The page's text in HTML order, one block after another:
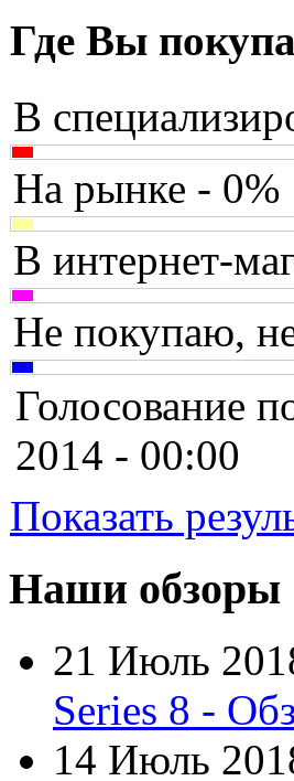
Asus(171)
Barnes&noble
Brain
Brava
Canyon
Cbr
Chicony
Codegen
Cooler master
Cube
Cyborg
Datex
Dell(49)
Dex
Где Вы
В
На рынке - 0%
В интернет-
Не покупаю,
Голосование
2014 - 00:00
Показать
Наши обзоры
21 Июль
Series 8 -
14 Июль